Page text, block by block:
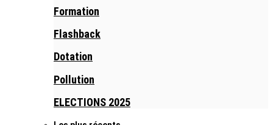
Formation
Flashback
Dotation
Pollution
ELECTIONS 2025